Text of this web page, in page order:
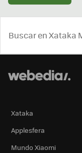
Xataka
Applesfera
Mundo Xiaomi